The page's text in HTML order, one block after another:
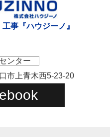
事『ハウジーノ』
ンター
市上青木西5-23-20